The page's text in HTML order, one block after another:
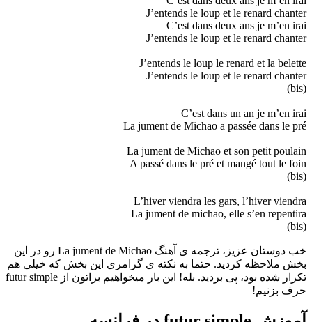
J’entends le loup et le renard chanter
C’est dans deux ans je m’en irai
J’entends le loup et le renard chanter
J’entends le loup le renard et la belette
J’entends le loup et le renard chanter
(bis)
C’est dans un an je m’en irai
La jument de Michao a passée dans le pré
La jument de Michao et son petit poulain
A passé dans le pré et mangé tout le foin
(bis)
L’hiver viendra les gars, l’hiver viendra
La jument de michao, elle s’en repentira
(bis)
خب دوستان عزیز، ترجمه ی آهنگ La jument de Michao رو در این
بخش ملاحظه کردید. حتما به نکته ی گرامری این بخش که خیلی هم
تکرار شده بود، پی بردید. بله! این بار میخواهیم براتون از futur simple
حرف بزنیم!